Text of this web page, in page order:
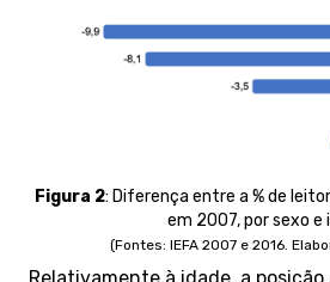
Figura 2: Diferença entre a % de
em 2007, por sexo e
(Fontes: IEFA 2007 e 2016.